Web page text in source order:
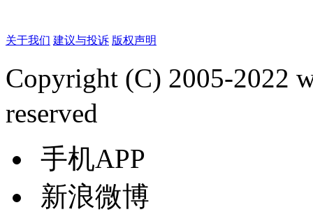
关于我们 建议与投诉 版权声明
Copyright (C) 2005-2022
reserved
手机APP
新浪微博